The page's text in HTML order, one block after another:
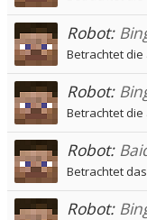
Robot:
Betrachtet
Robot:
Betrachtet
Robot:
Betrachtet
Robot: